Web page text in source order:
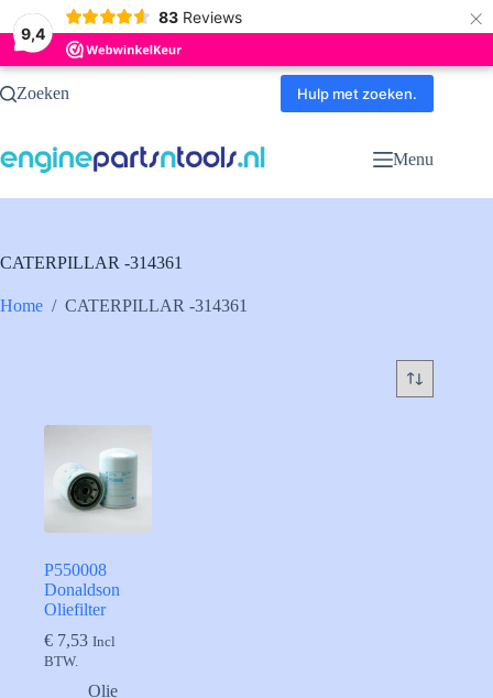
9,4
83 Reviews ×
Ga
naarZoeken Hulp met zoeken.
Menu
CATERPILLAR -314361
Home / CATERPILLAR -314361
P550008
Donaldson
Oliefilter
€ 7,53 Incl
BTW.
Olie